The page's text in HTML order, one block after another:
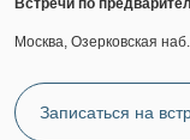
Встречи по
Москва, Озерковская
Записаться на